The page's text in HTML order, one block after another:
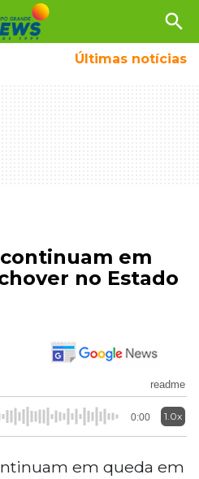
search
Últimas notícias
em
no Estado
readme
0:00 1.0x
em queda em